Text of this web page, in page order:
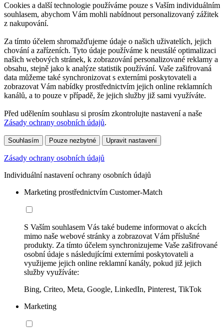
Cookies a další technologie používáme pouze s Vaším individuálním
souhlasem, abychom Vám mohli nabídnout personalizovaný zážitek
z nakupování.
Za tímto účelem shromažďujeme údaje o našich uživatelích, jejich
chování a zařízeních. Tyto údaje používáme k neustálé optimalizaci
našich webových stránek, k zobrazování personalizované reklamy a
obsahu, stejně jako k analýze statistik používání. Vaše zašifrovaná
data můžeme také synchronizovat s externími poskytovateli a
zobrazovat Vám nabídky prostřednictvím jejich online reklamních
kanálů, a to pouze v případě, že jejich služby již sami využíváte.
Před udělením souhlasu si prosím zkontrolujte nastavení a naše
Zásady ochrany osobních údajů.
Souhlasím Pouze nezbytné Upravit nastavení
Zásady ochrany osobních údajů
Individuální nastavení ochrany osobních údajů
Marketing prostřednictvím Customer-Match
S Vaším souhlasem Vás také budeme informovat o akcích
mimo naše webové stránky a zobrazovat Vám příslušné
produkty. Za tímto účelem synchronizujeme Vaše zašifrované
osobní údaje s následujícími externími poskytovateli a
využijeme jejich online reklamní kanály, pokud již jejich
služby využíváte:
Bing, Criteo, Meta, Google, LinkedIn, Pinterest, TikTok
Marketing